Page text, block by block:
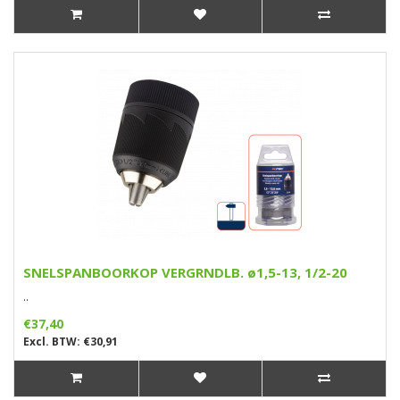
SNELSPANBOORKOP VERGRNDLB. ø1,5-13, 1/2-20
..
€37,40
Excl. BTW: €30,91